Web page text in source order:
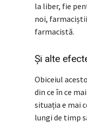
la liber, fie
noi,
farmacistă.
Și alte
Obiceiul
din ce în ce
situația e mai
lungi de timp